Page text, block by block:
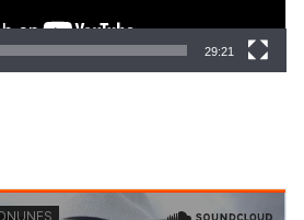
29:21